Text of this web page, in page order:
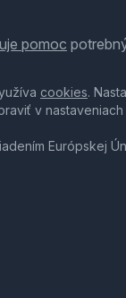
pomoc
cookies.
v nastaveniach
Európskej